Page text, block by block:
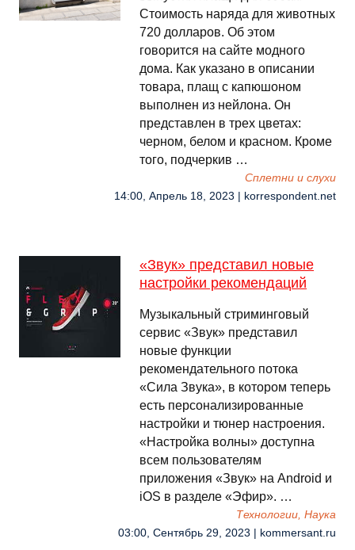
Стоимость наряда для животных
720 долларов. Об этом
говорится на сайте модного
дома. Как указано в описании
товара, плащ с капюшоном
выполнен из нейлона. Он
представлен в трех цветах:
черном, белом и красном. Кроме
того, подчеркив …
Сплетни и слухи
14:00, Апрель 18, 2023 | korrespondent.net
«Звук» представил новые
настройки рекомендаций
Музыкальный стриминговый
сервис «Звук» представил
новые функции
рекомендательного потока
«Сила Звука», в котором теперь
есть персонализированные
настройки и тюнер настроения.
«Настройка волны» доступна
всем пользователям
приложения «Звук» на Android и
iOS в разделе «Эфир». …
Технологии, Наука
03:00, Сентябрь 29, 2023 | kommersant.ru